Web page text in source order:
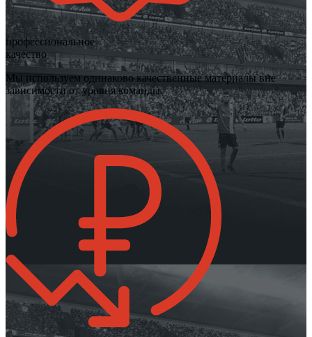
профессиональное
качество
Мы используем одинаково качественные материалы вне
зависимости от уровня команды.